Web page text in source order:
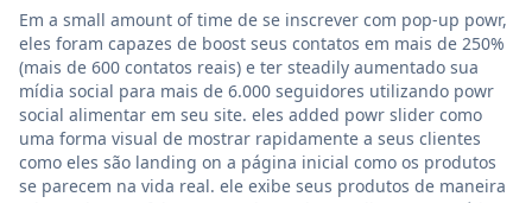
Em a small amount of time de se inscrever com pop-up powr,
eles foram capazes de boost seus contatos em mais de 250%
(mais de 600 contatos reais) e ter steadily aumentado sua
mídia social para mais de 6.000 seguidores utilizando powr
social alimentar em seu site. eles added powr slider como
uma forma visual de mostrar rapidamente a seus clientes
como eles são landing on a página inicial como os produtos
se parecem na vida real. ele exibe seus produtos de maneira